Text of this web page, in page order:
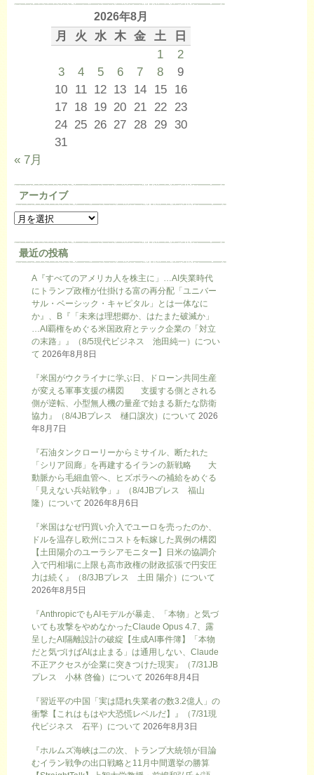
2026年8月
月 火 水 木 金 土
日
1
2
3
4 5 6 7 8
9
10 11 12 13 14 15
16
17 18 19 20 21 22
23
24 25 26 27 28 29 30
31
« 7月
アーカイブ
最近の投稿
A『すべてのアメリカ人を株主に」…AI失業時代
にトランプ政権が仕掛ける富の再分配「ユニバー
サル・ベーシック・キャピタル」とは一体なに
か』、B『「未来は理想郷か、はたまた破滅か」
…AI覇権をめぐる米国政府とテック企業の「対立
の末路」』（8/5現代ビジネス 池田純一）につい
て 2026年8月8日
『米国がウクライナに学ぶ日、ドローン共同生産
が変える軍事支援の構図 支援する側とされる
側が逆転、小型無人機の量産で始まる新たな防衛
協力』（8/4JBプレス 樋口譲次）について 2026
年8月7日
『石油タンクローリーからミサイル、断たれた
「シリア回廊」を再建するイランの新戦略 大
動脈から毛細血管へ、ヒズボラへの補給をめぐる
「見えない兵站戦争」』（8/4JBプレス 福山
隆）について 2026年8月6日
『米国はなぜ円買い介入でユーロを売ったのか、
ドルを温存し欧州にコストを転嫁した異例の構図
【土田陽介のユーラシアモニター】日米の協調介
入で円相場に上限も高市政権の財政拡張で円安圧
力は続く』（8/3JBプレス 土田 陽介）について
2026年8月5日
『AnthropicでもAIモデルが暴走、「本物」と気づ
いても攻撃をやめなかったClaude Opus 4.7、露
呈したAI隔離設計の破綻【生成AI事件簿】「本物
だと気づけばAIは止まる」は通用しない、Claude
不正アクセスが企業に突きつけた現実』（7/31JB
プレス 小林 啓倫）について 2026年8月4日
『習近平の中国「実は隠れ失業者の数3.2億人」の
衝撃【これはもはや大恐慌レベルだ】』（7/31現
代ビジネス 石平）について 2026年8月3日
『ホルムズ海峡は二の次、トランプ大統領が目論
むイラン戦争の出口戦略と11月中間選挙の勝算